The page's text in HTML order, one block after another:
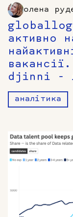
олена
активно
djinni -
аналітика